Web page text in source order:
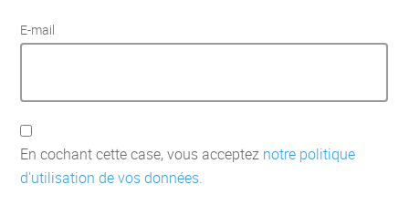
E-mail
En cochant cette case, vous acceptez notre politique
d'utilisation de vos données.